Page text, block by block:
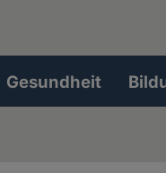
Gesundheit